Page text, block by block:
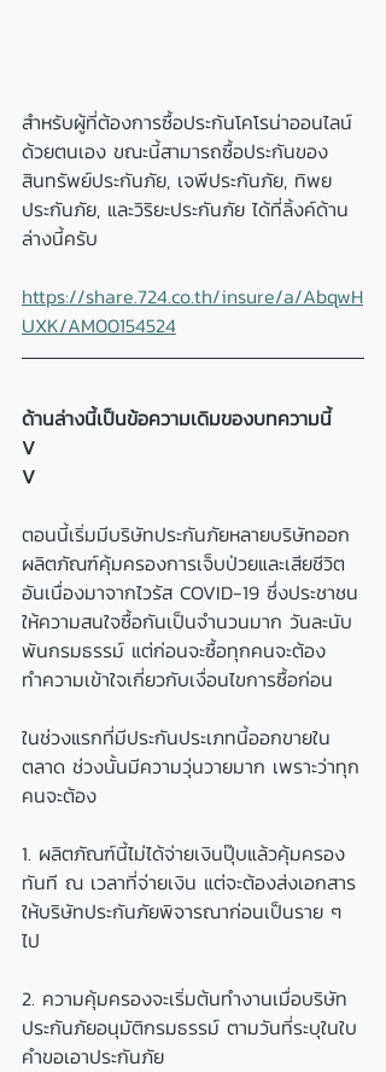
สำหรับผู้ที่ต้องการซื้อประกันโคโรน่าออนไลน์
ด้วยตนเอง ขณะนี้สามารถซื้อประกันของ
สินทรัพย์ประกันภัย, เจพีประกันภัย, ทิพย
ประกันภัย, และวิริยะประกันภัย ได้ที่ลิ้งค์ด้าน
ล่างนี้ครับ
https://share.724.co.th/insure/a/AbqwH
UXK/AM00154524
ด้านล่างนี้เป็นข้อความเดิมของบทความนี้
V
V
ตอนนี้เริ่มมีบริษัทประกันภัยหลายบริษัทออก
ผลิตภัณฑ์คุ้มครองการเจ็บป่วยและเสียชีวิต
อันเนื่องมาจากไวรัส COVID-19 ซึ่งประชาชน
ให้ความสนใจซื้อกันเป็นจำนวนมาก วันละนับ
พันกรมธรรม์ แต่ก่อนจะซื้อทุกคนจะต้อง
ทำความเข้าใจเกี่ยวกับเงื่อนไขการซื้อก่อน
ในช่วงแรกที่มีประกันประเภทนี้ออกขายใน
ตลาด ช่วงนั้นมีความวุ่นวายมาก เพราะว่าทุก
คนจะต้อง
1. ผลิตภัณฑ์นี้ไม่ได้จ่ายเงินปุ๊บแล้วคุ้มครอง
ทันที ณ เวลาที่จ่ายเงิน แต่จะต้องส่งเอกสาร
ให้บริษัทประกันภัยพิจารณาก่อนเป็นราย ๆ
ไป
2. ความคุ้มครองจะเริ่มต้นทำงานเมื่อบริษัท
ประกันภัยอนุมัติกรมธรรม์ ตามวันที่ระบุในใบ
คำขอเอาประกันภัย